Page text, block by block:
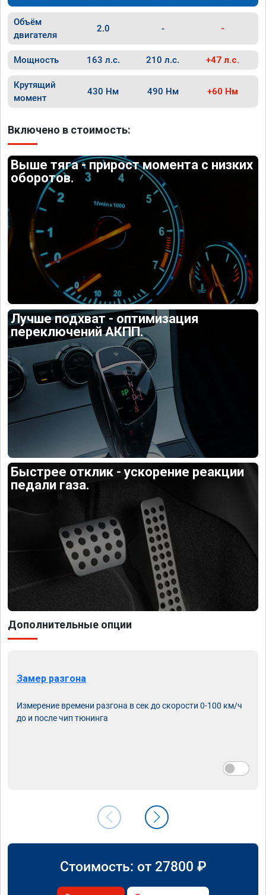
Объём
двигателя
2.0 - -
Мощность 163 л.с. 210 л.с. +47 л.с.
Крутящий
момент
430 Нм 490 Нм +60 Нм
Включено в стоимость:
Выше тяга - прирост момента с низких
оборотов.
Лучше подхват - оптимизация
переключений АКПП.
Быстрее отклик - ускорение реакции
педали газа.
Дополнительные опции
Замер разгона
Измерение времени разгона в сек до скорости 0-100 км/ч
до и после чип тюнинга
Стоимость: от 27800 ₽